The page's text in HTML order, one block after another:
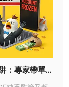
：專家帶單引